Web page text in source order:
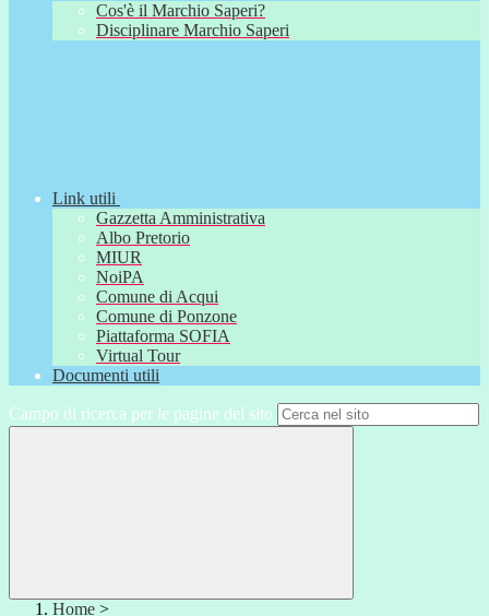
Cos'è il Marchio Saperi?
Disciplinare Marchio Saperi
Link utili
Gazzetta Amministrativa
Albo Pretorio
MIUR
NoiPA
Comune di Acqui
Comune di Ponzone
Piattaforma SOFIA
Virtual Tour
Documenti utili
Campo di ricerca per le pagine del sito
Home >